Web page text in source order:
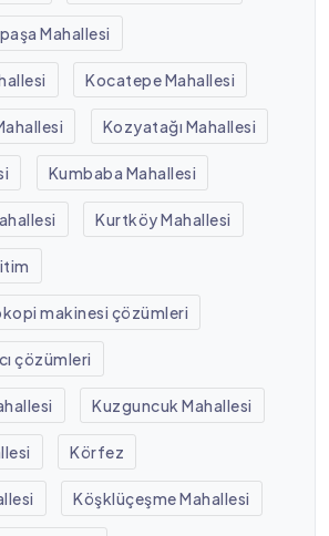
Mahallesi
Kocatepe Mahallesi
Kozyatağı Mahallesi
Kumbaba Mahallesi
Kurtköy Mahallesi
makinesi çözümleri
çözümleri
Kuzguncuk Mahallesi
Körfez
Köşklüçeşme Mahallesi